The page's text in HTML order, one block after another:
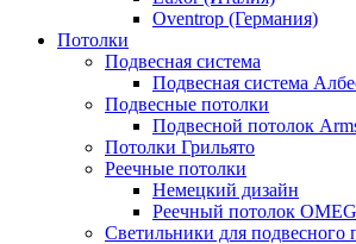
Oventrop (Германия)
Потолки
Подвесная система
Подвесная система
Подвесные потолки
Подвесной потолок
Потолки Грильято
Реечные потолки
Немецкий дизайн
Реечный потолок
Светильники для подвесного